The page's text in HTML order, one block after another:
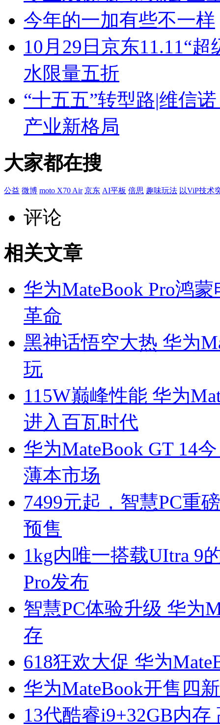
今年的一加有些不一样
10月29日京东11.11“
水限量五折
“十五五”转型路|维信
产业新格局
大家都在搜
公益 微博 moto X70 Air 京东 AI平板 倍思 趣味玩法 以ViP技术
评论
相关文章
华为MateBook Pro鸿
革命
黑神话悟空大热 华为
玩
115W巅峰性能 华为
进入百瓦时代
华为MateBook GT 14
薄本市场
7499元起，智慧PC重
预售
1kg内唯一搭载UItra 9
Pro发布
智慧PC体验升级 华为
存
618狂欢大促 华为
华为MateBook开售四
13代酷睿i9+32GB内